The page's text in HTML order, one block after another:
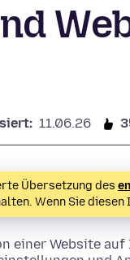
11.06.26
Übersetzung des
Wenn Sie
einer Website